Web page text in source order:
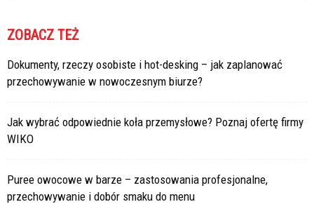
ZOBACZ TEŻ
Dokumenty, rzeczy osobiste i hot-desking – jak zaplanować
przechowywanie w nowoczesnym biurze?
Jak wybrać odpowiednie koła przemysłowe? Poznaj ofertę firmy
WIKO
Puree owocowe w barze – zastosowania profesjonalne,
przechowywanie i dobór smaku do menu